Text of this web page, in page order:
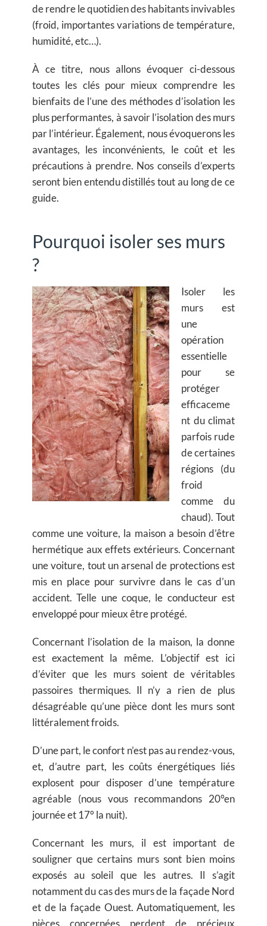
de rendre le quotidien des habitants invivables
(froid, importantes variations de température,
humidité, etc…).
À ce titre, nous allons évoquer ci-dessous
toutes les clés pour mieux comprendre les
bienfaits de l’une des méthodes d’isolation les
plus performantes, à savoir l’isolation des murs
par l’intérieur. Également, nous évoquerons les
avantages, les inconvénients, le coût et les
précautions à prendre. Nos conseils d’experts
seront bien entendu distillés tout au long de ce
guide.
Pourquoi isoler ses murs
?
Isoler les
murs est
une
opération
essentielle
pour se
protéger
efficaceme
nt du climat
parfois rude
de certaines
régions (du
froid
comme du
chaud). Tout
comme une voiture, la maison a besoin d’être
hermétique aux effets extérieurs. Concernant
une voiture, tout un arsenal de protections est
mis en place pour survivre dans le cas d’un
accident. Telle une coque, le conducteur est
enveloppé pour mieux être protégé.
Concernant l’isolation de la maison, la donne
est exactement la même. L’objectif est ici
d’éviter que les murs soient de véritables
passoires thermiques. Il n’y a rien de plus
désagréable qu’une pièce dont les murs sont
littéralement froids.
D’une part, le confort n’est pas au rendez-vous,
et, d’autre part, les coûts énergétiques liés
explosent pour disposer d’une température
agréable (nous vous recommandons 20°en
journée et 17° la nuit).
Concernant les murs, il est important de
souligner que certains murs sont bien moins
exposés au soleil que les autres. Il s’agit
notamment du cas des murs de la façade Nord
et de la façade Ouest. Automatiquement, les
pièces concernées perdent de précieux